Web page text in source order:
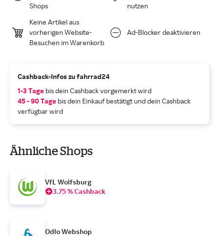
Shops
nutzen
Keine Artikel aus
vorherigen Website-
Besuchen im Warenkorb
Ad-Blocker deaktivieren
Cashback-Infos zu fahrrad24
1-3 Tage bis dein Cashback vorgemerkt wird
45 - 90 Tage bis dein Einkauf bestätigt und dein Cashback
verfügbar wird
Ähnliche Shops
VfL Wolfsburg
3.75 % Cashback
Odlo Webshop